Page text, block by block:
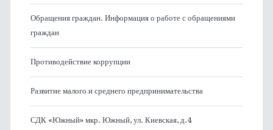
Обращения граждан. Информация о работе с обращениями
граждан
Противодействие коррупции
Развитие малого и среднего предпринимательства
СДК «Южный» мкр. Южный, ул. Киевская, д.4